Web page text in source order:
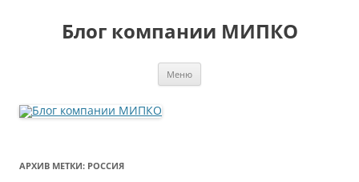
содержимомуБлог компании МИПКО
Меню
АРХИВ МЕТКИ: РОССИЯ